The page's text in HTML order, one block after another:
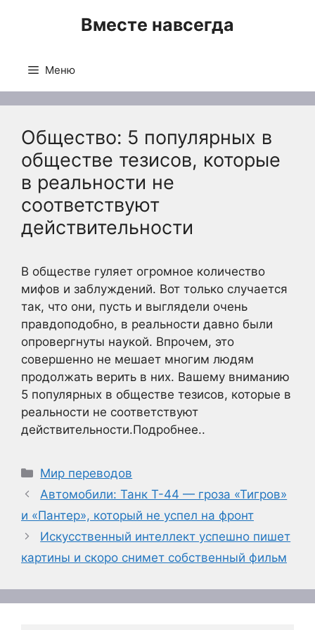
Вместе навсегда
Меню
Общество: 5 популярных в
обществе тезисов, которые
в реальности не
соответствуют
действительности
В обществе гуляет огромное количество
мифов и заблуждений. Вот только случается
так, что они, пусть и выглядели очень
правдоподобно, в реальности давно были
опровергнуты наукой. Впрочем, это
совершенно не мешает многим людям
продолжать верить в них. Вашему вниманию
5 популярных в обществе тезисов, которые в
реальности не соответствуют
действительности.Подробнее..
Рубрики
Мир переводов
Автомобили: Танк Т-44 — гроза «Тигров»
и «Пантер», который не успел на фронт
Искусственный интеллект успешно пишет
картины и скоро снимет собственный фильм